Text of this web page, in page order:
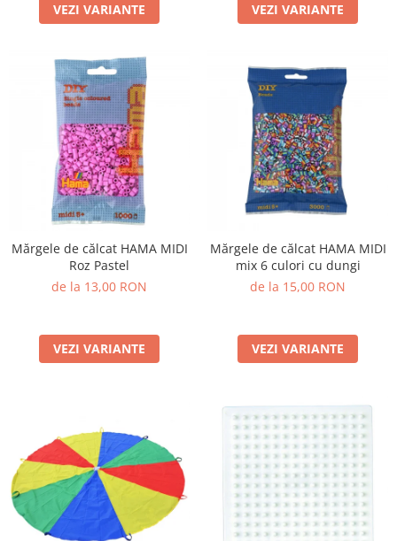
VEZI VARIANTE VEZI VARIANTE
Mărgele de călcat HAMA MIDI
Roz Pastel
de la 13,00 RON
VEZI VARIANTE
Mărgele de călcat HAMA MIDI
mix 6 culori cu dungi
de la 15,00 RON
VEZI VARIANTE